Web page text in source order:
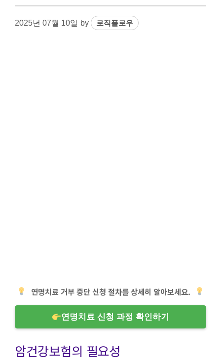
2025년 07월 10일 by 로직플로우
연명치료 거부 중단 신청 절차를 상세히 알아보세요.
연명치료 신청 과정 확인하기
암건강보험의 필요성